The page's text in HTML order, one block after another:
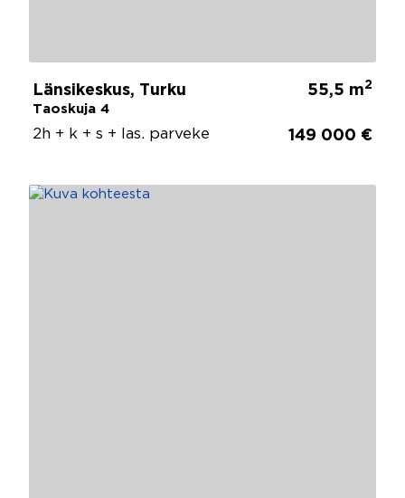
Länsikeskus, Turku
Taoskuja 4
55,5 m2
2h + k + s + las. parveke 149 000 €